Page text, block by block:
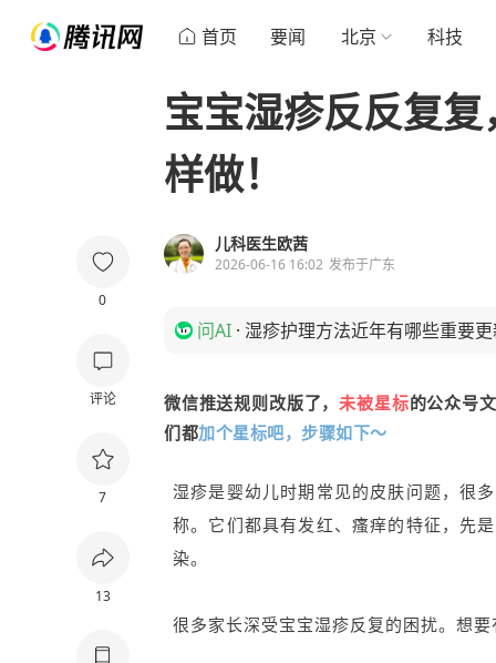
首页 要闻 北京 科技
0
评论
7
13
宝宝湿疹反反复
样做！
儿科医生欧茜
2026-06-16 16:02 发布于广东
问AI · 湿疹护理方法近年有哪些重要
微信推送规则改版了，未被星标的公众号
们都加个星标吧，步骤如下～
湿疹是婴幼儿时期常见的皮肤问题，很
称。它们都具有发红、瘙痒的特征，先
染。
很多家长深受宝宝湿疹反复的困扰。想